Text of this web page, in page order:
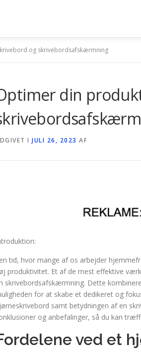
og skrivebordsafskærmning
din
I JULI 26, 2023 AF
tid, hvor mange af os arbejder
produktivitet. Et af de mest effektive
skrivebordsafskærmning. Dette
for at skabe et dedikeret og
samt betydningen af en
og anbefalinger, så du kan
ved et